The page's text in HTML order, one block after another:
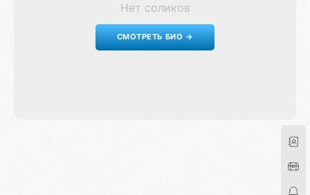
Нет соликов
СМОТРЕТЬ БИО →